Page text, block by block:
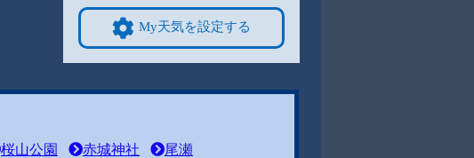
My天気を設定する
桜山公園 赤城神社
尾瀬